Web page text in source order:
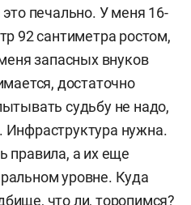
печально. У меня 16-
92 сантиметра ростом,
запасных внуков
достаточно
судьбу не надо,
Инфраструктура нужна.
правила, а их еще
уровне. Куда
что ли, торопимся?